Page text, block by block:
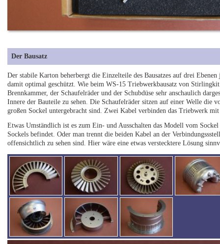
Der Bausatz
Der stabile Karton beherbergt die Einzelteile des Bausatzes auf drei
damit optimal geschützt. Wie beim WS-15 Triebwerkbausatz von
Brennkammer, der Schaufelräder und der Schubdüse sehr anschaulich
Innere der Bauteile zu sehen. Die Schaufelräder sitzen auf einer Welle die
großen Sockel untergebracht sind. Zwei Kabel verbinden das Triebwerk
Etwas Umständlich ist es zum Ein- und Ausschalten das Modell vom
Sockels befindet. Oder man trennt die beiden Kabel an der
offensichtlich zu sehen sind. Hier wäre eine etwas verstecktere Lösung